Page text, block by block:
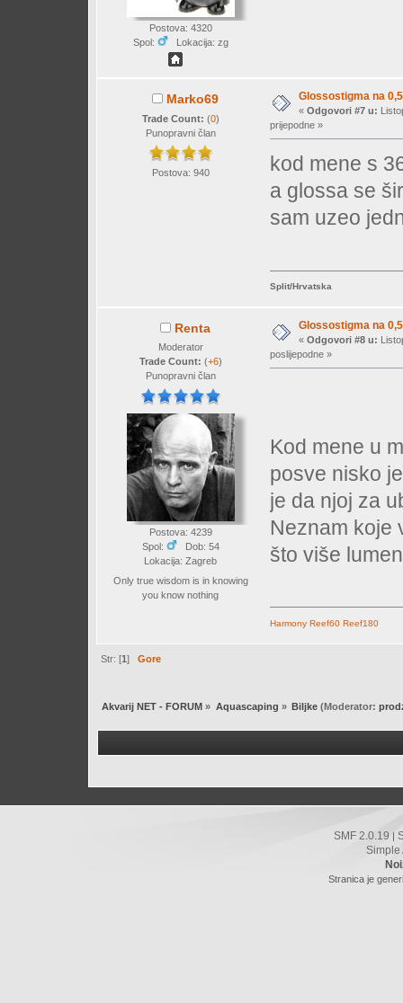
Postova: 4320
Spol:
Lokacija: zg
Marko69
Trade Count: (0)
Punopravni član
Postova: 940
Glossostigma na
« Odgovori #7 u:
prijepodne »
kod mene s
a glossa se
sam uzeo
Split/Hrvatska
Renta
Moderator
Trade Count: (+6)
Punopravni član
Postova: 4239
Spol:
Dob: 54
Lokacija: Zagreb
Only true wisdom is in knowing
you know nothing
Glossostigma na
« Odgovori #8 u:
poslijepodne »
Kod mene u
posve nisko
je da njoj za
Neznam koje
što više
Harmony Reef60 Reef180
Str: [1]Gore
Akvarij NET - FORUM » Aquascaping » Biljke (Moderator:
SMF 2.0.19
Simple
Stranica je